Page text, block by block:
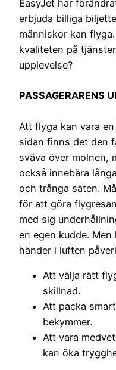
EasyJet har
erbjuda billiga
människor kan
kvaliteten på
upplevelse?
PASSAGERARENS
Att flyga kan vara
sidan finns det den
sväva över molnen,
också innebära
och trånga säten.
för att göra
med sig
en egen kudde.
händer i luften
Att välja rätt
skillnad.
Att packa
bekymmer.
Att vara
kan öka